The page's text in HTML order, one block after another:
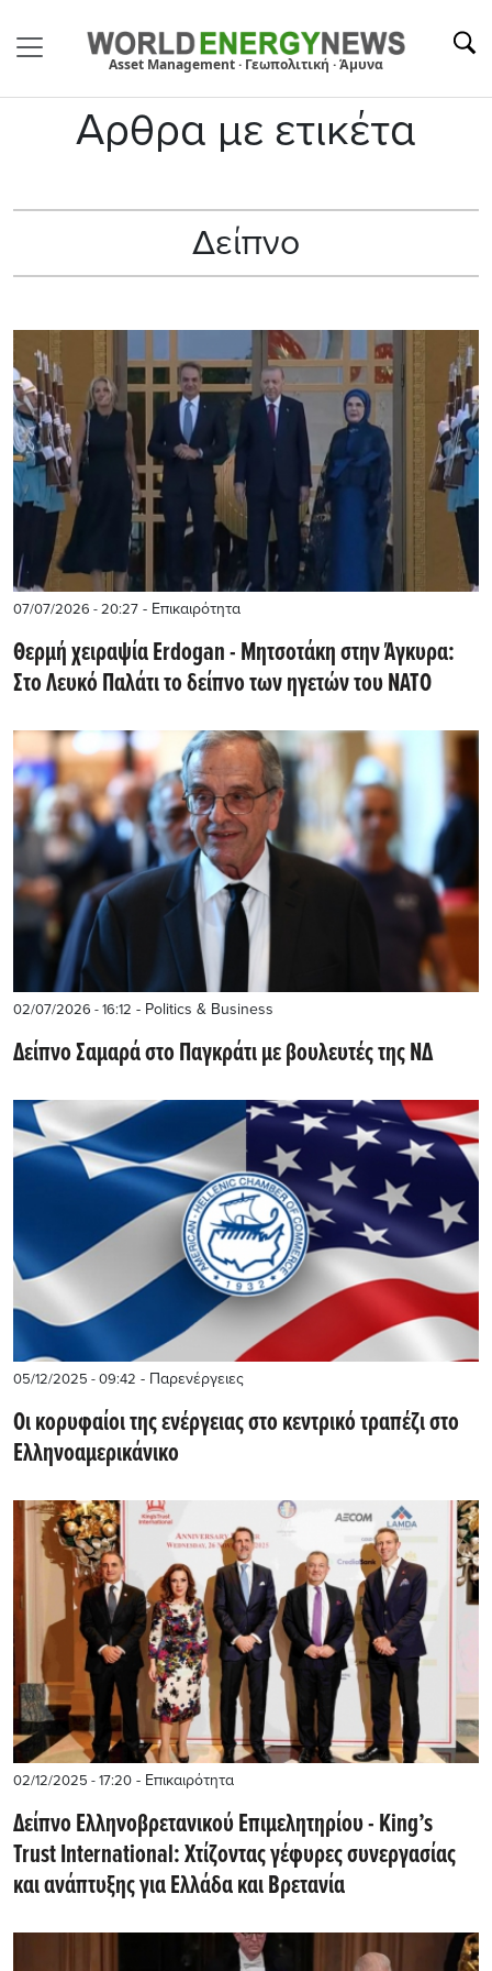
Asset Management · Γεωπολιτική · Άμυνα
Αρθρα με ετικέτα
Δείπνο
07/07/2026 - 20:27 - Επικαιρότητα
Θερμή χειραψία Erdogan - Μητσοτάκη στην Άγκυρα:
Στο Λευκό Παλάτι το δείπνο των ηγετών του NATO
02/07/2026 - 16:12 - Politics & Business
Δείπνο Σαμαρά στο Παγκράτι με βουλευτές της ΝΔ
05/12/2025 - 09:42 - Παρενέργειες
Οι κορυφαίοι της ενέργειας στο κεντρικό τραπέζι στο
Ελληνοαμερικάνικο
02/12/2025 - 17:20 - Επικαιρότητα
Δείπνο Ελληνοβρετανικού Επιμελητηρίου - King’s
Trust International: Χτίζοντας γέφυρες συνεργασίας
και ανάπτυξης για Ελλάδα και Βρετανία